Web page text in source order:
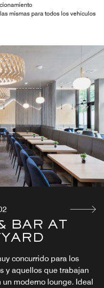
mismas para todos los vehículos
BAR AT
concurrido para los
y aquellos que trabajan
moderno lounge. Ideal
- 24/7
GO
horas los 7 días de la
City East, ofrece una
y sándwiches